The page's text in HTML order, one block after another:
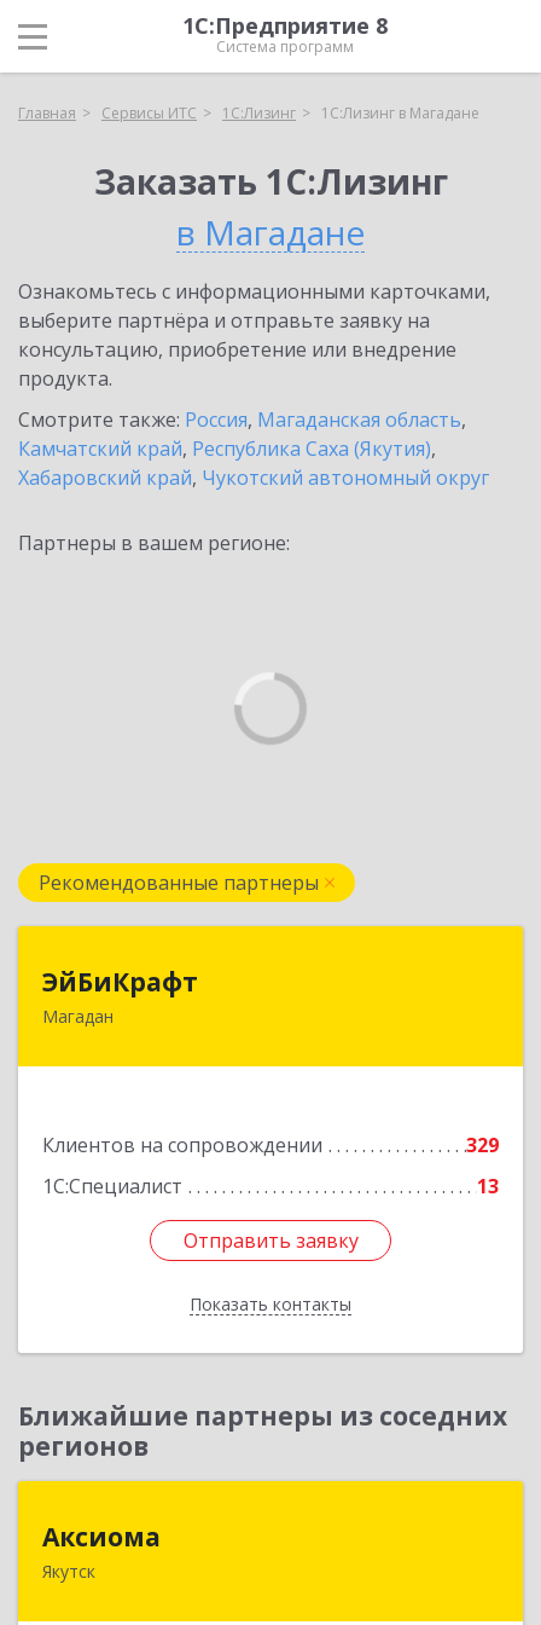
1С:Предприятие 8
Система программ
Главная Сервисы ИТС 1С:Лизинг 1С:Лизинг в Магадане
Заказать 1С:Лизинг
в Магадане
Ознакомьтесь с информационными карточками,
выберите партнёра и отправьте заявку на
консультацию, приобретение или внедрение
продукта.
Смотрите также: Россия, Магаданская область,
Камчатский край, Республика Саха (Якутия),
Хабаровский край, Чукотский автономный округ
Партнеры в вашем регионе:
Рекомендованные партнеры
ЭйБиКрафт
Магадан
Клиентов на сопровождении
329
1С:Специалист
13
Отправить заявку
Показать контакты
685000, Магаданская обл, Магадан г, Полярная
Отправить заявку
Назад
Ближайшие партнеры из соседних
регионов
Аксиома
Якутск677000, Саха /Якутия/ Респ, Якутск г, Чиряева